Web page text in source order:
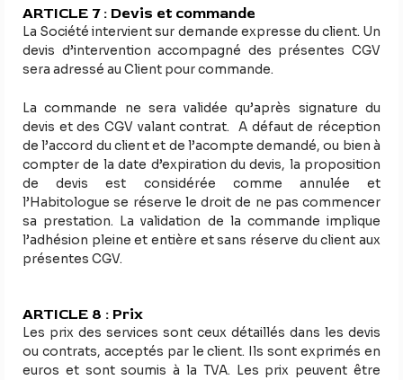
ARTICLE 7 : Devis et commande
La Société intervient sur demande expresse du client. Un
devis d’intervention accompagné des présentes CGV
sera adressé au Client pour commande.
La commande ne sera validée qu’après signature du
devis et des CGV valant contrat. A défaut de réception
de l’accord du client et de l’acompte demandé, ou bien à
compter de la date d’expiration du devis, la proposition
de devis est considérée comme annulée et
l’Habitologue se réserve le droit de ne pas commencer
sa prestation. La validation de la commande implique
l’adhésion pleine et entière et sans réserve du client aux
présentes CGV.
ARTICLE 8 : Prix
Les prix des services sont ceux détaillés dans les devis
ou contrats, acceptés par le client. Ils sont exprimés en
euros et sont soumis à la TVA. Les prix peuvent être